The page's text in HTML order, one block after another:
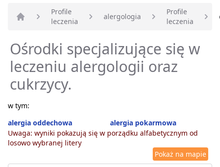
Strona główna
Profile
leczenia
alergologia
Profile
leczenia
Ośrodki specjalizujące się w
leczeniu alergologii oraz
cukrzycy.
w tym:
alergia oddechowa
alergia pokarmowa
Uwaga: wyniki pokazują się w porządku alfabetycznym od
losowo wybranej litery
Pokaż na mapie